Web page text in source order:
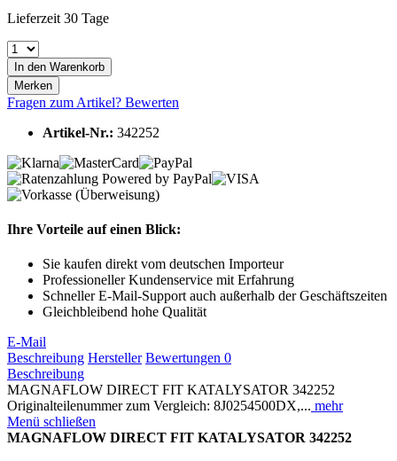
Lieferzeit 30 Tage
In den Warenkorb
Merken
Fragen zum Artikel? Bewerten
Artikel-Nr.: 342252
Ihre Vorteile auf einen Blick:
Sie kaufen direkt vom deutschen Importeur
Professioneller Kundenservice mit Erfahrung
Schneller E-Mail-Support auch außerhalb der Geschäftszeiten
Gleichbleibend hohe Qualität
E-Mail
Beschreibung Hersteller Bewertungen 0
Beschreibung
MAGNAFLOW DIRECT FIT KATALYSATOR 342252
Originalteilenummer zum Vergleich: 8J0254500DX,... mehr
Menü schließen
MAGNAFLOW DIRECT FIT KATALYSATOR 342252